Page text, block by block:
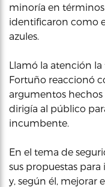
minoría en
identificaron como
azules.
Llamó la atención
Fortuño reaccionó
argumentos hechos
dirigía al público
incumbente.
En el tema de
sus propuestas
y, según él, mejorar